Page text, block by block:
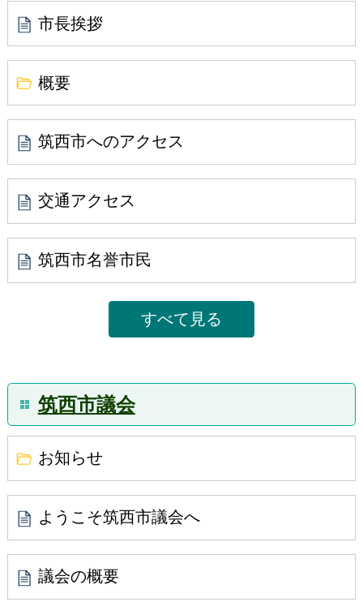
市長挨拶
概要
筑西市へのアクセス
交通アクセス
筑西市名誉市民
すべて見る
筑西市議会
お知らせ
ようこそ筑西市議会へ
議会の概要